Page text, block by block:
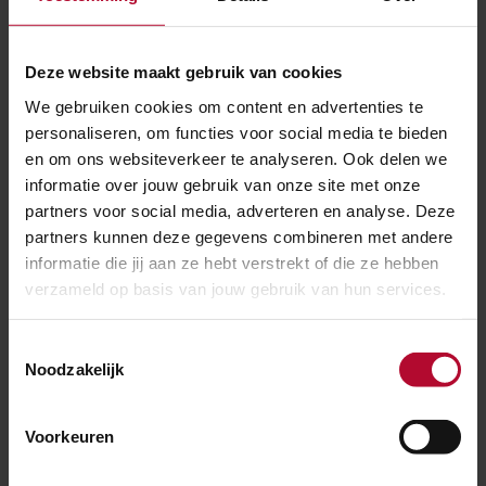
Deze website maakt gebruik van cookies
We gebruiken cookies om content en advertenties te
personaliseren, om functies voor social media te bieden
en om ons websiteverkeer te analyseren. Ook delen we
informatie over jouw gebruik van onze site met onze
partners voor social media, adverteren en analyse. Deze
partners kunnen deze gegevens combineren met andere
informatie die jij aan ze hebt verstrekt of die ze hebben
verzameld op basis van jouw gebruik van hun services.
Noodzakelijk
Voorkeuren
Werkzaamheden
Meer nieuws